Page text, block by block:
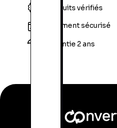
Produits vérifiés
Paiement sécurisé
Garantie 2 ans